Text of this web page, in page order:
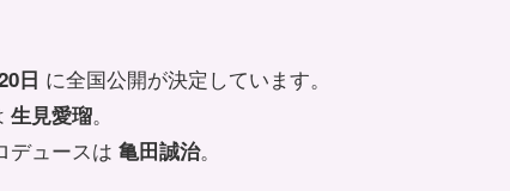
日 に全国公開が決定しています。
生見愛瑠。
デュースは 亀田誠治。